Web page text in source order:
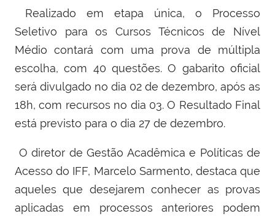
Realizado em etapa única, o Processo
Seletivo para os Cursos Técnicos de Nível
Médio contará com uma prova de múltipla
escolha, com 40 questões. O gabarito oficial
será divulgado no dia 02 de dezembro, após as
18h, com recursos no dia 03. O Resultado Final
está previsto para o dia 27 de dezembro.
O diretor de Gestão Acadêmica e Políticas de
Acesso do IFF, Marcelo Sarmento, destaca que
aqueles que desejarem conhecer as provas
aplicadas em processos anteriores podem